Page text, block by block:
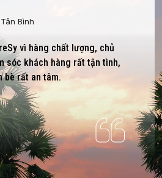
Bình
vì hàng chất lượng, chủ
sóc khách hàng rất tận tình,
bè rất an tâm.